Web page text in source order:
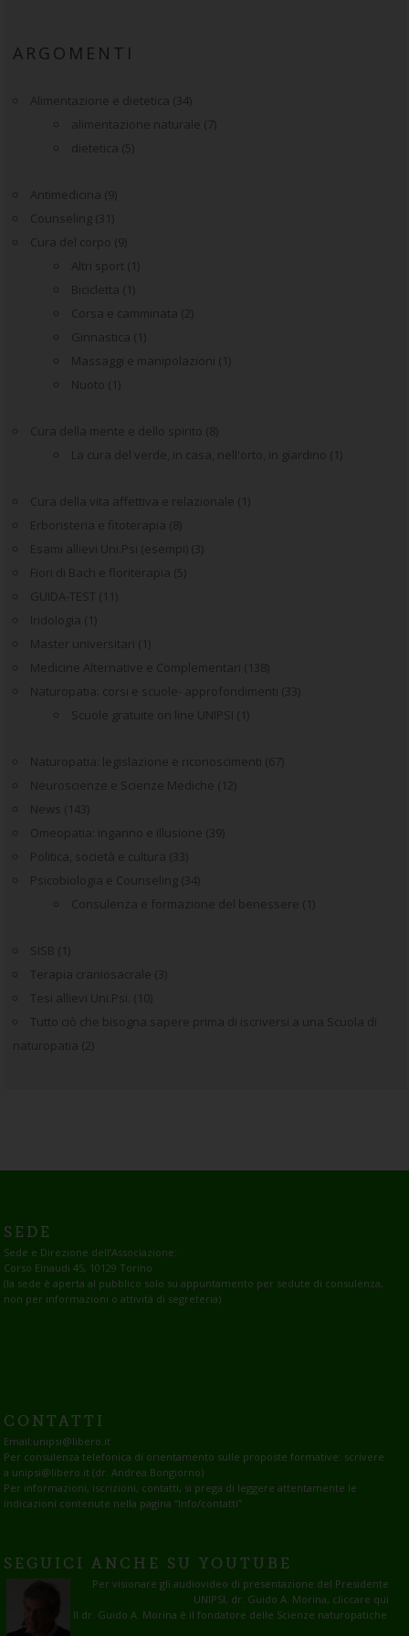
ARGOMENTI
Alimentazione e dietetica (34)
alimentazione naturale (7)
dietetica (5)
Antimedicina (9)
Counseling (31)
Cura del corpo (9)
Altri sport (1)
Bicicletta (1)
Corsa e camminata (2)
Ginnastica (1)
Massaggi e manipolazioni (1)
Nuoto (1)
Cura della mente e dello spirito (8)
La cura del verde, in casa, nell'orto, in giardino (1)
Cura della vita affettiva e relazionale (1)
Erboristeria e fitoterapia (8)
Esami allievi Uni.Psi (esempi) (3)
Fiori di Bach e floriterapia (5)
GUIDA-TEST (11)
Iridologia (1)
Master universitari (1)
Medicine Alternative e Complementari (138)
Naturopatia: corsi e scuole- approfondimenti (33)
Scuole gratuite on line UNIPSI (1)
Naturopatia: legislazione e riconoscimenti (67)
Neuroscienze e Scienze Mediche (12)
News (143)
Omeopatia: inganno e illusione (39)
Politica, società e cultura (33)
Psicobiologia e Counseling (34)
Consulenza e formazione del benessere (1)
SISB (1)
Terapia craniosacrale (3)
Tesi allievi Uni.Psi. (10)
Tutto ciò che bisogna sapere prima di iscriversi a una Scuola di
naturopatia (2)
SEDE
Sede e Direzione dell’Associazione:
Corso Einaudi 45, 10129 Torino
(la sede è aperta al pubblico solo su appuntamento per sedute di consulenza,
non per informazioni o attività di segreteria)
CONTATTI
Email:unipsi@libero.it
Per consulenza telefonica di orientamento sulle proposte formative: scrivere
a unipsi@libero.it (dr. Andrea Bongiorno)
Per informazioni, iscrizioni, contatti, si prega di leggere attentamente le
indicazioni contenute nella pagina“Info/contatti”
SEGUICI ANCHE SU YOUTUBE
Per visionare gli audiovideo di presentazione del Presidente
UNIPSI, dr. Guido A. Morina, cliccare qui
Il dr. Guido A. Morina è il fondatore delle Scienze naturopatiche